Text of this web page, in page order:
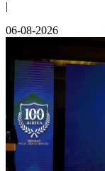
|
06-08-2026